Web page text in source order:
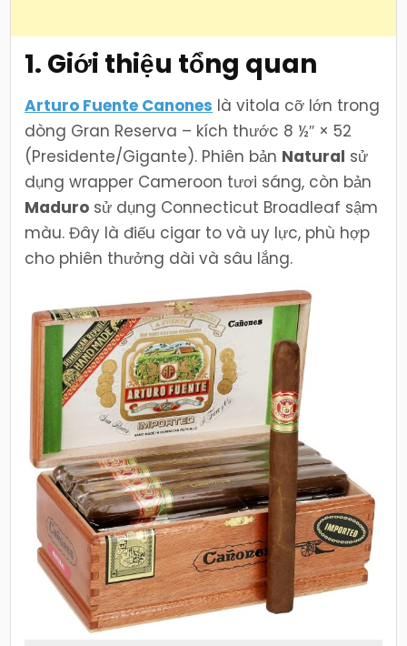
1. Giới thiệu tổng quan
Arturo Fuente Canones là vitola cỡ lớn trong
dòng Gran Reserva – kích thước 8 ½″ × 52
(Presidente/Gigante). Phiên bản Natural sử
dụng wrapper Cameroon tươi sáng, còn bản
Maduro sử dụng Connecticut Broadleaf sậm
màu. Đây là điếu cigar to và uy lực, phù hợp
cho phiên thưởng dài và sâu lắng.